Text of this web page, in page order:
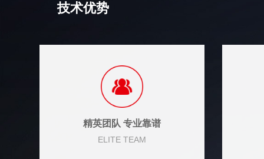
技术优势
精英团队 专业靠谱
ELITE TEAM